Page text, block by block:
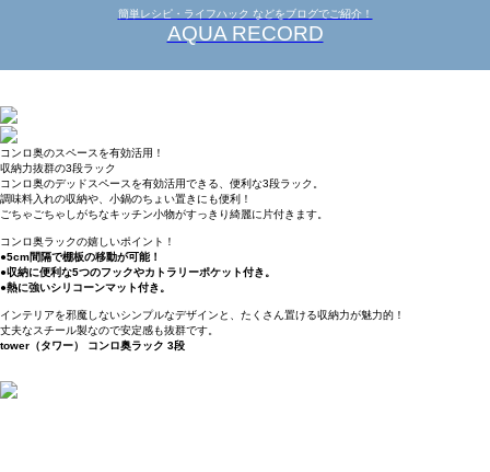
簡単レシピ・ライフハック などをブログでご紹介！
AQUA RECORD
コンロ奥のスペースを有効活用！
収納力抜群の3段ラック
コンロ奥のデッドスペースを有効活用できる、便利な3段ラック。
調味料入れの収納や、小鍋のちょい置きにも便利！
ごちゃごちゃしがちなキッチン小物がすっきり綺麗に片付きます。
コンロ奥ラックの嬉しいポイント！
●5cm間隔で棚板の移動が可能！
●収納に便利な5つのフックやカトラリーポケット付き。
●熱に強いシリコーンマット付き。
インテリアを邪魔しないシンプルなデザインと、たくさん置ける収納力が魅力的！
丈夫なスチール製なので安定感も抜群です。
tower（タワー） コンロ奥ラック 3段